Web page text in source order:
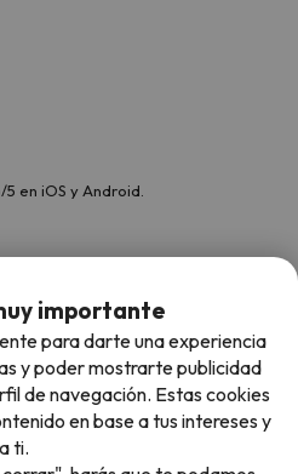
en iOS y Android.
importante
para darte una experiencia
y poder mostrarte publicidad
de navegación. Estas cookies
en base a tus intereses y
ti.